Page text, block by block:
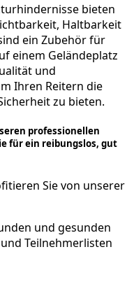
bieten
Haltbarkeit
ein Zubehör für
einem Geländeplatz
und
Ihren Reitern die
zu bieten.
professionellen
für ein reibungslos, gut
Sie von unserer
und gesunden
Teilnehmerlisten